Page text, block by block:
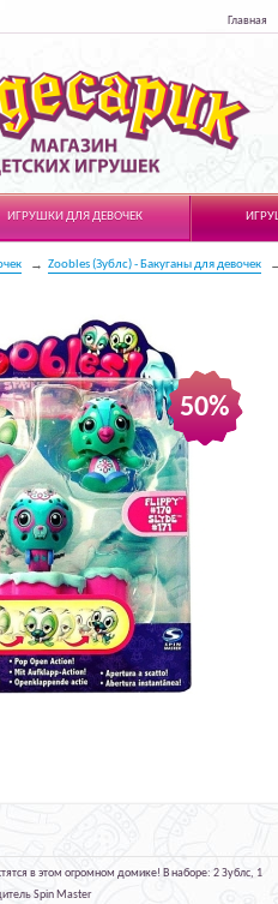
Главная
ИГРУШКИ ДЛЯ ДЕВОЧЕК
Zoobles (Зублс) - Бакуганы для девочек
50%
в этом огромном домике! В наборе: 2 Зублс, 1
Spin Master